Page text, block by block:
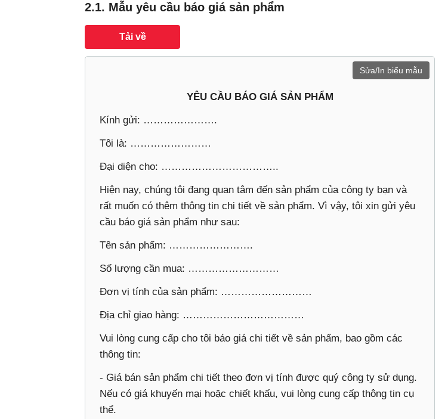
2.1. Mẫu yêu cầu báo giá sản phẩm
Tải về
Sửa/In biểu mẫu
YÊU CẦU BÁO GIÁ SẢN PHẨM
Kính gửi: ………………….
Tôi là: ……………………
Đại diện cho: ……………………………..
Hiện nay, chúng tôi đang quan tâm đến sản phẩm của công ty bạn và
rất muốn có thêm thông tin chi tiết về sản phẩm. Vì vậy, tôi xin gửi yêu
cầu báo giá sản phẩm như sau:
Tên sản phẩm: …………………….
Số lượng cần mua: ………………………
Đơn vị tính của sản phẩm: ………………………
Địa chỉ giao hàng: ………………………………
Vui lòng cung cấp cho tôi báo giá chi tiết về sản phẩm, bao gồm các
thông tin:
- Giá bán sản phẩm chi tiết theo đơn vị tính được quý công ty sử dụng.
Nếu có giá khuyến mại hoặc chiết khấu, vui lòng cung cấp thông tin cụ
thể.